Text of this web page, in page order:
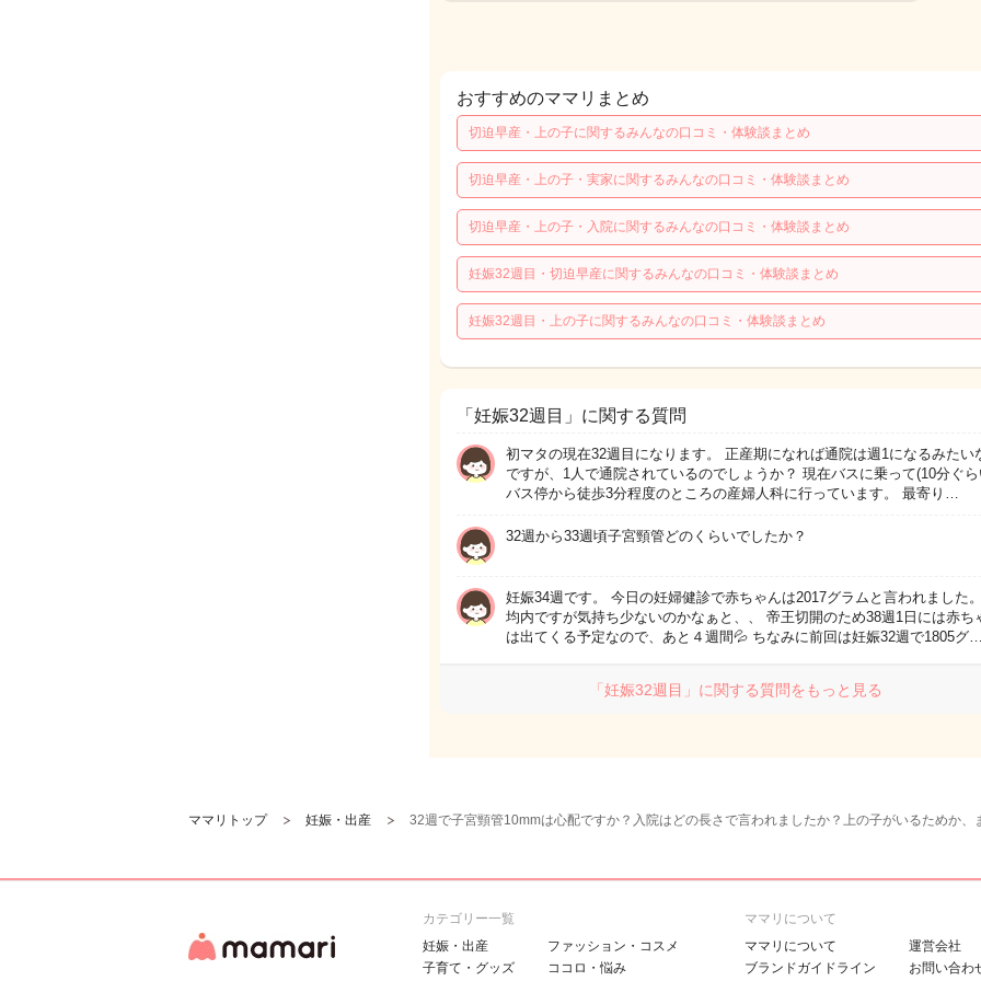
おすすめのママリまとめ
切迫早産・上の子に関するみんなの口コミ・体験談まとめ
切迫早産・上の子・実家に関するみんなの口コミ・体験談まとめ
切迫早産・上の子・入院に関するみんなの口コミ・体験談まとめ
妊娠32週目・切迫早産に関するみんなの口コミ・体験談まとめ
妊娠32週目・上の子に関するみんなの口コミ・体験談まとめ
「妊娠32週目」に関する質問
初マタの現在32週目になります。 正産期になれば通院は週1になるみたい
ですが、1人で通院されているのでしょうか？ 現在バスに乗って(10分ぐら
バス停から徒歩3分程度のところの産婦人科に行っています。 最寄り…
32週から33週頃子宮頸管どのくらいでしたか？
妊娠34週です。 今日の妊婦健診で赤ちゃんは2017グラムと言われました
均内ですが気持ち少ないのかなぁと、、 帝王切開のため38週1日には赤ち
は出てくる予定なので、あと４週間💦 ちなみに前回は妊娠32週で1805グ…
「妊娠32週目」に関する質問をもっと見る
ママリトップ 妊娠・出産 32週で子宮頸管10mmは心配ですか？入院はどの長さで言われましたか？上の子がいるためか、
カテゴリー一覧
妊娠・出産
子育て・グッズ
ファッション・コスメ
ココロ・悩み
ママリについて
ママリについて
ブランドガイドライン
運営会社
お問い合わ